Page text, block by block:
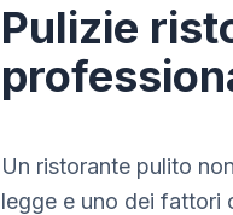
Pulizie
Un ristorante pulito
legge e uno dei fattori